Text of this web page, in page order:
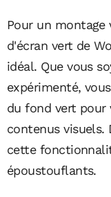
Pour un
d'écran vert de
idéal. Que vous
expérimenté,
du fond vert pour
contenus
cette
époustouflants.